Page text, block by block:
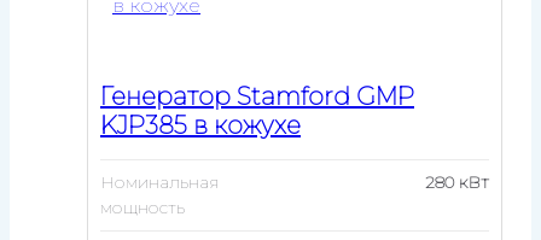
Генератор Stamford GMP
KJP385 в кожухе
Номинальная
мощность
280 кВт